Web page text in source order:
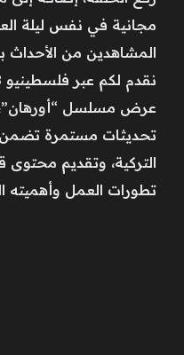
مجانية في نفس ليلة
المشاهدين من
عرض مسلسل “أورهان”،
تحديثات مستمرة تضمن
التركية، وتقديم محتوى
تطورات العمل وأهميته